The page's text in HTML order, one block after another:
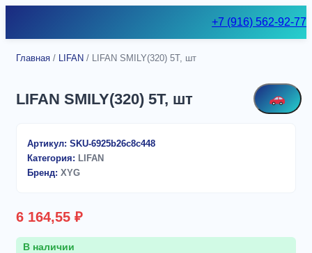
+7 (916) 562-92-77
Главная / LIFAN / LIFAN SMILY(320) 5T, шт
LIFAN SMILY(320) 5T, шт
Артикул: SKU-6925b26c8c448
Категория: LIFAN
Бренд: XYG
6 164,55 ₽
В наличии